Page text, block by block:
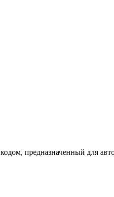
предназначенный для